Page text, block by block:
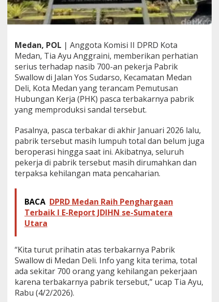
k
e
r
l
a
H
a
k
P
e
k
r
a
L
e
b
S
e
r
Medan, POL | Anggota Komisi II DPRD Kota
Medan, Tia Ayu Anggraini, memberikan perhatian
serius terhadap nasib 700-an pekerja Pabrik
Swallow di Jalan Yos Sudarso, Kecamatan Medan
Deli, Kota Medan yang terancam Pemutusan
Hubungan Kerja (PHK) pasca terbakarnya pabrik
yang memproduksi sandal tersebut.
Pasalnya, pasca terbakar di akhir Januari 2026 lalu,
pabrik tersebut masih lumpuh total dan belum juga
beroperasi hingga saat ini. Akibatnya, seluruh
pekerja di pabrik tersebut masih dirumahkan dan
terpaksa kehilangan mata pencaharian.
BACA DPRD Medan Raih Penghargaan
Terbaik I E-Report JDIHN se-Sumatera
Utara
“Kita turut prihatin atas terbakarnya Pabrik
Swallow di Medan Deli. Info yang kita terima, total
ada sekitar 700 orang yang kehilangan pekerjaan
karena terbakarnya pabrik tersebut,” ucap Tia Ayu,
Rabu (4/2/2026).